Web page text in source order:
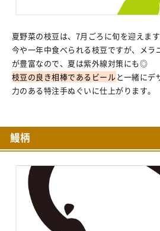
夏野菜の枝豆は、7月ごろに旬を迎えます
今や一年中食べられる枝豆ですが、メラ
が豊富なので、夏は紫外線対策にも◎
枝豆の良き相棒であるビールと一緒にデ
力のある特注手ぬぐいに仕上がります。
鰻柄